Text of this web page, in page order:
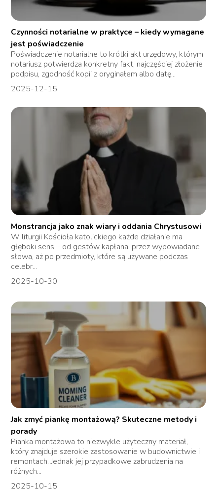
Czynności notarialne w praktyce – kiedy wymagane
jest poświadczenie
Poświadczenie notarialne to krótki akt urzędowy, którym
notariusz potwierdza konkretny fakt, najczęściej złożenie
podpisu, zgodność kopii z oryginałem albo datę...
2025-12-15
Monstrancja jako znak wiary i oddania Chrystusowi
W liturgii Kościoła katolickiego każde działanie ma
głęboki sens – od gestów kapłana, przez wypowiadane
słowa, aż po przedmioty, które są używane podczas
celebr...
2025-10-30
Jak zmyć piankę montażową? Skuteczne metody i
porady
Pianka montażowa to niezwykle użyteczny materiał,
który znajduje szerokie zastosowanie w budownictwie i
remontach. Jednak jej przypadkowe zabrudzenia na
różnych...
2025-10-15